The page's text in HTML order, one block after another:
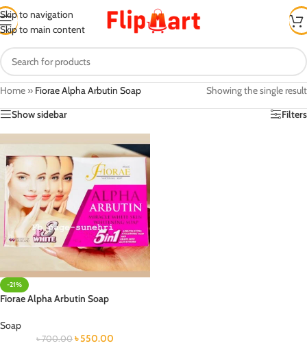
Skip to navigation
Skip to main content
Home » Fiorae Alpha Arbutin Soap
Showing the single result
Show sidebar
Filters
-21%
Fiorae Alpha Arbutin Soap
Soap
৳700.00 ৳550.00